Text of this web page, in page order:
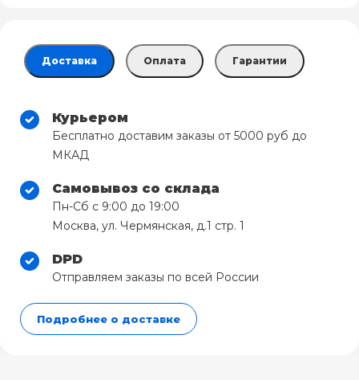
Доставка Оплата Гарантии
Курьером
Бесплатно доставим заказы от 5000 руб до
МКАД
Самовывоз со склада
Пн-Сб с 9:00 до 19:00
Москва, ул. Чермянская, д.1 стр. 1
DPD
Отправляем заказы по всей России
Подробнее о доставке